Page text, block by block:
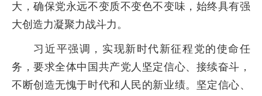
大，确保党永远不变质不变色不变味，始终具有强
大创造力凝聚力战斗力。
习近平强调，实现新时代新征程党的使命任
务，要求全体中国共产党人坚定信心、接续奋斗，
不断创造无愧于时代和人民的新业绩。坚定信心、